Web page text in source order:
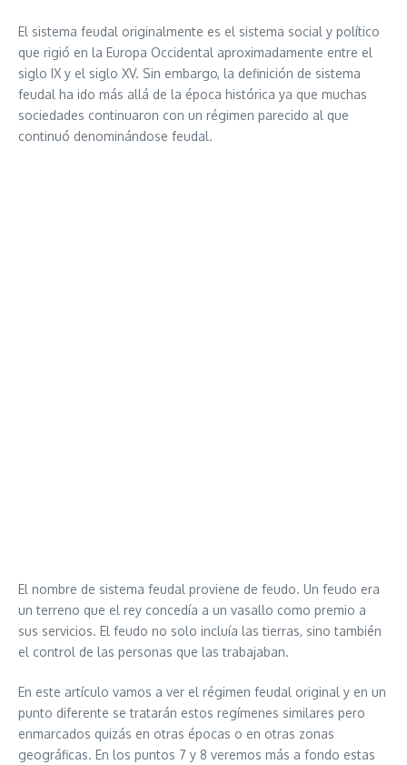
El sistema feudal originalmente es el sistema social y político
que rigió en la Europa Occidental aproximadamente entre el
siglo IX y el siglo XV. Sin embargo, la definición de sistema
feudal ha ido más allá de la época histórica ya que muchas
sociedades continuaron con un régimen parecido al que
continuó denominándose feudal.
El nombre de sistema feudal proviene de feudo. Un feudo era
un terreno que el rey concedía a un vasallo como premio a
sus servicios. El feudo no solo incluía las tierras, sino también
el control de las personas que las trabajaban.
En este artículo vamos a ver el régimen feudal original y en un
punto diferente se tratarán estos regímenes similares pero
enmarcados quizás en otras épocas o en otras zonas
geográficas. En los puntos 7 y 8 veremos más a fondo estas